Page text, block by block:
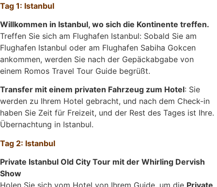
Tag 1: Istanbul
Willkommen in Istanbul, wo sich die Kontinente treffen.
Treffen Sie sich am Flughafen Istanbul: Sobald Sie am
Flughafen Istanbul oder am Flughafen Sabiha Gokcen
ankommen, werden Sie nach der Gepäckabgabe von
einem Romos Travel Tour Guide begrüßt.
Transfer mit einem privaten Fahrzeug zum Hotel: Sie
werden zu Ihrem Hotel gebracht, und nach dem Check-in
haben Sie Zeit für Freizeit, und der Rest des Tages ist Ihre.
Übernachtung in Istanbul.
Tag 2: Istanbul
Private Istanbul Old City Tour mit der Whirling Dervish
Show